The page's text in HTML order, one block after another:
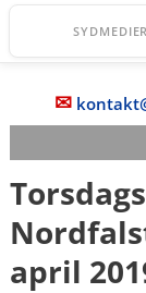
✉
april